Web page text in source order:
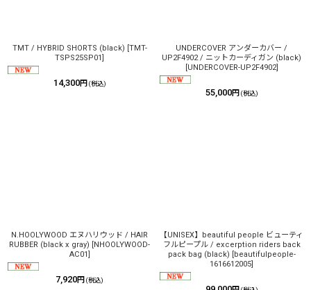
TMT / HYBRID SHORTS (black) [TMT-
TSPS25SP01]
14,300円 (税込)
UNDERCOVER アンダーカバー /
UP2F4902 / ニットカーディガン (black)
[UNDERCOVER-UP2F4902]
55,000円 (税込)
N.HOOLYWOOD エヌハリウッド / HAIR
RUBBER (black x gray) [NHOOLYWOOD-
AC01]
7,920円 (税込)
【UNISEX】beautiful people ビューティ
フルピープル / excerption riders back
pack bag (black) [beautifulpeople-
1616612005]